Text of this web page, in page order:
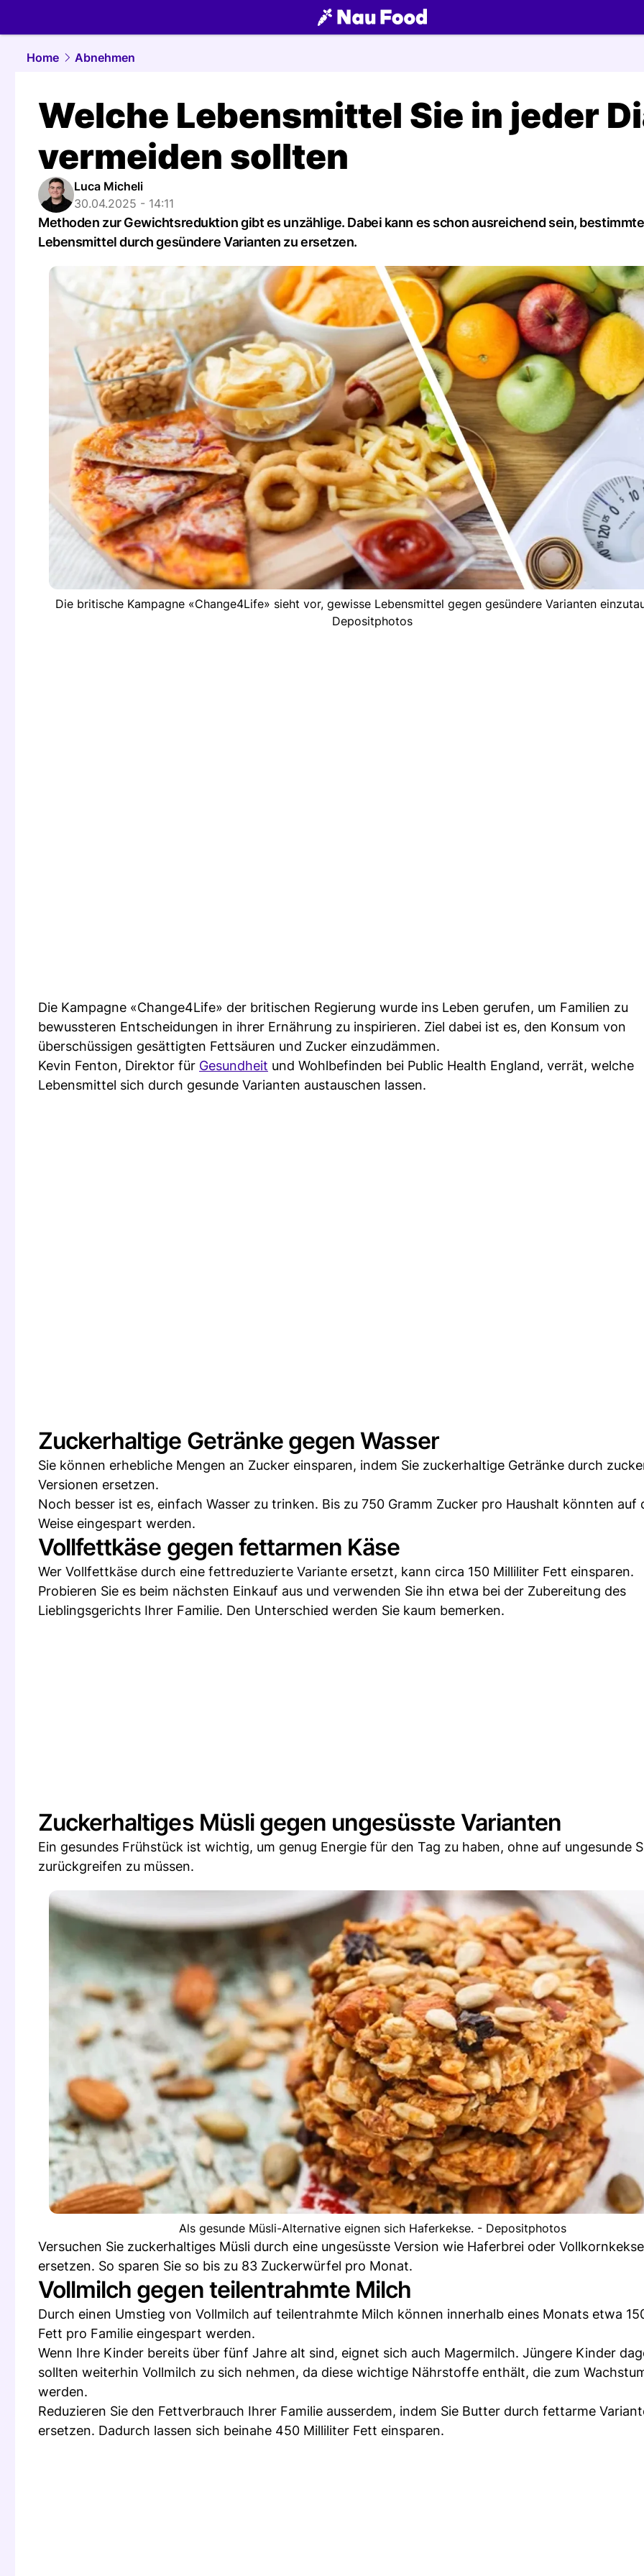
food.NAU.ch
Home
Abnehmen
Welche Lebensmittel Sie in jeder
vermeiden sollten
Luca Micheli
30.04.2025 - 14:11
Methoden zur Gewichtsreduktion gibt es unzählige. Dabei kann es schon ausreichend sein, bestimmte
Lebensmittel durch gesündere Varianten zu ersetzen.
Die britische Kampagne «Change4Life» sieht vor, gewisse Lebensmittel gegen gesündere Varianten
Depositphotos
Die Kampagne «Change4Life» der britischen Regierung wurde ins Leben gerufen, um Familien zu
bewussteren Entscheidungen in ihrer Ernährung zu inspirieren. Ziel dabei ist es, den Konsum von
überschüssigen gesättigten Fettsäuren und Zucker einzudämmen.
Kevin Fenton, Direktor für Gesundheit und Wohlbefinden bei Public Health England, verrät, welche
Lebensmittel sich durch gesunde Varianten austauschen lassen.
Zuckerhaltige Getränke gegen Wasser
Sie können erhebliche Mengen an Zucker einsparen, indem Sie zuckerhaltige Getränke durch
Versionen ersetzen.
Noch besser ist es, einfach Wasser zu trinken. Bis zu 750 Gramm Zucker pro Haushalt könnten auf
Weise eingespart werden.
Vollfettkäse gegen fettarmen Käse
Wer Vollfettkäse durch eine fettreduzierte Variante ersetzt, kann circa 150 Milliliter Fett einsparen.
Probieren Sie es beim nächsten Einkauf aus und verwenden Sie ihn etwa bei der Zubereitung des
Lieblingsgerichts Ihrer Familie. Den Unterschied werden Sie kaum bemerken.
Zuckerhaltiges Müsli gegen ungesüsste Varianten
Ein gesundes Frühstück ist wichtig, um genug Energie für den Tag zu haben, ohne auf ungesunde
zurückgreifen zu müssen.
Als gesunde Müsli-Alternative eignen sich Haferkekse. - Depositphotos
Versuchen Sie zuckerhaltiges Müsli durch eine ungesüsste Version wie Haferbrei oder
ersetzen. So sparen Sie so bis zu 83 Zuckerwürfel pro Monat.
Vollmilch gegen teilentrahmte Milch
Durch einen Umstieg von Vollmilch auf teilentrahmte Milch können innerhalb eines Monats etwa
Fett pro Familie eingespart werden.
Wenn Ihre Kinder bereits über fünf Jahre alt sind, eignet sich auch Magermilch. Jüngere Kinder
sollten weiterhin Vollmilch zu sich nehmen, da diese wichtige Nährstoffe enthält, die zum
werden.
Reduzieren Sie den Fettverbrauch Ihrer Familie ausserdem, indem Sie Butter durch fettarme
ersetzen. Dadurch lassen sich beinahe 450 Milliliter Fett einsparen.